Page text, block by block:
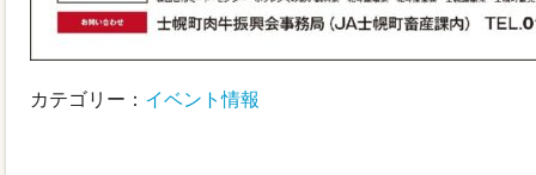
カテゴリー： イベント情報